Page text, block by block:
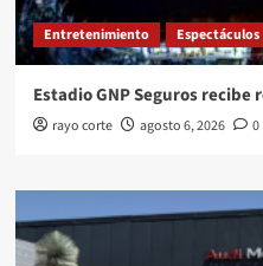
Entretenimiento Espectáculos
Estadio GNP Seguros
rayo corte agosto 6, 2026 0